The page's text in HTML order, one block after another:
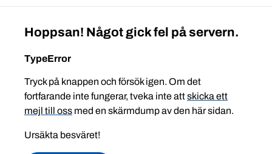
Hoppsan! Något gick fel på servern.
TypeError
Tryck på knappen och försök igen. Om det
fortfarande inte fungerar, tveka inte attskicka ett
mejl till oss med en skärmdump av den här sidan.
Ursäkta besväret!